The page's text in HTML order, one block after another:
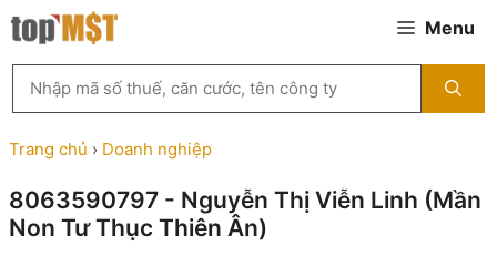
Chuyển
đến
Menu
kiếm
MST
theo
tên
ty,
người
Trang chủ › Doanh nghiệp
8063590797 - Nguyễn Thị Viễn Linh (Mần
Non Tư Thục Thiên Ân)